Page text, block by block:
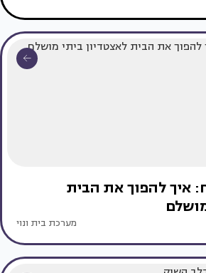
איך להפוך את הבית
מערכת בית ונוי